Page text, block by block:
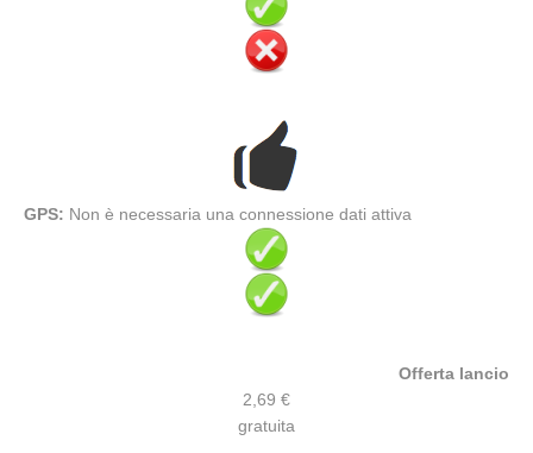
GPS: Non è necessaria una connessione dati attiva
Offerta lancio
2,69 €
gratuita